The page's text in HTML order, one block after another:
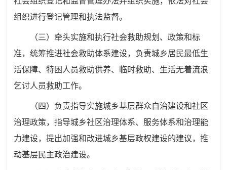
组织进行登记管理和执法监督。
（三）牵头实施和执行社会救助规划、政策和标
准，统筹推进社会救助体系建设，负责城乡居民最低生
活保障、特困人员救助供养、临时救助、 生活无着流浪
乞讨人员救助工作。
（四） 负责指导实施城乡基层群众自治建设和社区
治理政策，指导城乡社区治理体系、服务体系和治理能
力建设，提出加强和改进城乡基层政权建设的建议，推
动基层民主政治建设。